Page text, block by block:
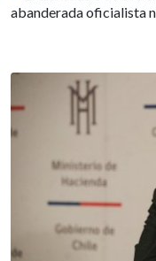
abanderada oficialista